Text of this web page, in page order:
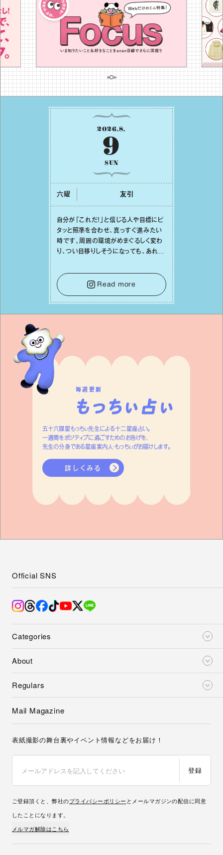
2026.8.
9
SUN
六曜 友引
⾃分が「これだ！」と信じる⼈や⽬標にピ
タッと照準を合わせ、真っすぐ進みたい
時です。周囲の環境がめまぐるしく変わ
り、つい⽬移りしそうになっても、あれこ
をそっと⼿放し、⽬の前のことに集中しま
しょう。そのブレない決意が、あなたにと
って有意義で安定した成果を引き寄せま
す。
Read more
毎週更新
五十六謀星もっちぃ先生による十二星座占い。
一週間をポジティブに過ごすためのお告げを、
先生の分身である星座案内人・もっちぃがお届けします。
詳しくみる
Categories
About
Regulars
Official SNS
Mail Magazine
表紙撮影の舞台裏やイベント情報などをお届け！
登録
ご登録頂くと、弊社のプライバシーポリシー とメールマガジンの配信に同意
したことになります。
メルマガ解除はこちら